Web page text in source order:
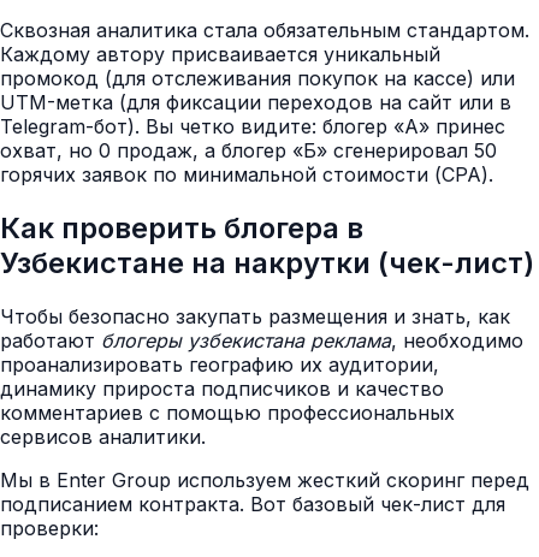
Сквозная аналитика стала обязательным стандартом.
Каждому автору присваивается уникальный
промокод (для отслеживания покупок на кассе) или
UTM-метка (для фиксации переходов на сайт или в
Telegram-бот). Вы четко видите: блогер «А» принес
охват, но 0 продаж, а блогер «Б» сгенерировал 50
горячих заявок по минимальной стоимости (CPA).
Как проверить блогера в
Узбекистане на накрутки (чек-лист)
Чтобы безопасно закупать размещения и знать, как
работают блогеры узбекистана реклама, необходимо
проанализировать географию их аудитории,
динамику прироста подписчиков и качество
комментариев с помощью профессиональных
сервисов аналитики.
Мы в Enter Group используем жесткий скоринг перед
подписанием контракта. Вот базовый чек-лист для
проверки: